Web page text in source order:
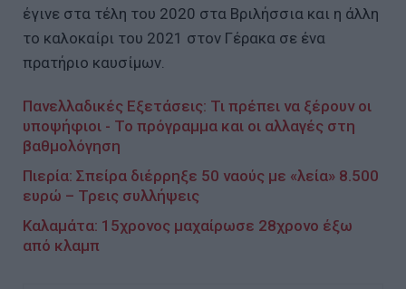
έγινε στα τέλη του 2020 στα Βριλήσσια και η άλλη
το καλοκαίρι του 2021 στον Γέρακα σε ένα
πρατήριο καυσίμων.
Πανελλαδικές Εξετάσεις: Τι πρέπει να ξέρουν οι
υποψήφιοι - Το πρόγραμμα και οι αλλαγές στη
βαθμολόγηση
Πιερία: Σπείρα διέρρηξε 50 ναούς με «λεία» 8.500
ευρώ – Τρεις συλλήψεις
Καλαμάτα: 15χρονος μαχαίρωσε 28χρονο έξω
από κλαμπ